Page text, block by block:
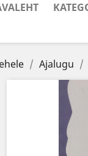
Ajalugu